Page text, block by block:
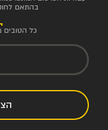
בהתאם לחוק
כל הטובים